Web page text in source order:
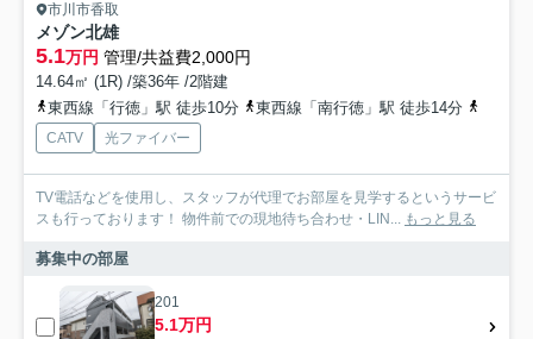
市川市香取
メゾン北雄
5.1万円 管理/共益費2,000円
14.64㎡ (1R) /築36年 /2階建
東西線「行徳」駅 徒歩10分
東西線「南行徳」駅 徒歩14分
CATV 光ファイバー
TV電話などを使用し、スタッフが代理でお部屋を見学するというサービ
スも行っております！ 物件前での現地待ち合わせ・LIN... もっと見る
募集中の部屋
201
5.1万円